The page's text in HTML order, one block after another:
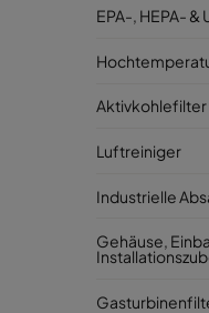
EPA-, HEPA- &
Aktivkohlefilter
Luftreiniger
Industrielle
Gehäuse,